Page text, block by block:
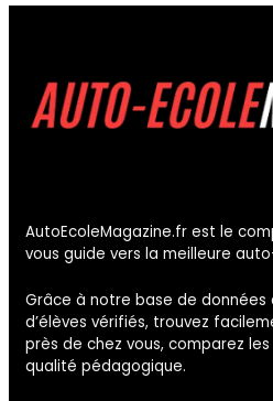
AutoEcoleMagazine.fr est le
vous guide vers la meilleure
Grâce à notre base de
d’élèves vérifiés, trouvez
près de chez vous, comparez
qualité pédagogique.